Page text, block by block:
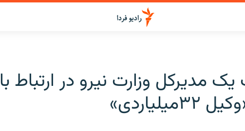
مدیرکل وزارت نیرو در ارتباط با